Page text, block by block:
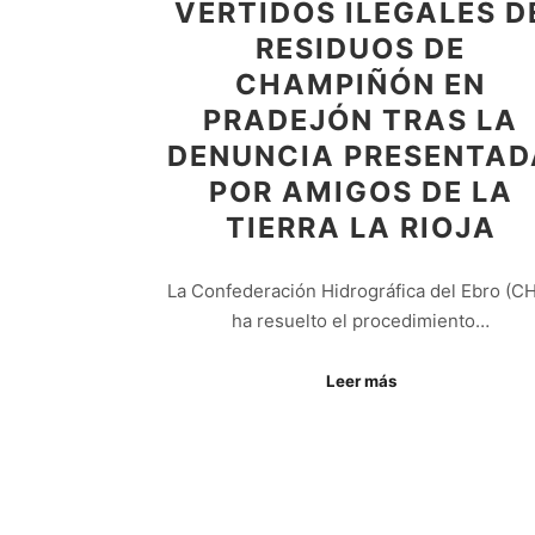
VERTIDOS ILEGALES
RESIDUOS DE
CHAMPIÑÓN EN
PRADEJÓN TRAS LA
DENUNCIA
POR AMIGOS DE LA
TIERRA LA RIOJA
La Confederación Hidrográfica del Ebro
ha resuelto el procedimiento…
Leer más